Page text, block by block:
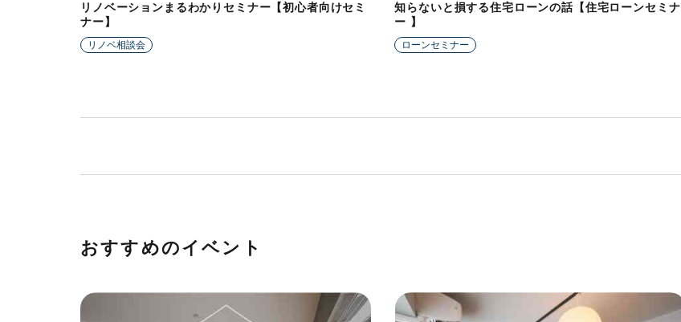
リノベーションまるわかりセミナー【初心者向けセミ
ナー】
リノベ相談会
知らないと損する住宅ローンの話【住宅ローンセミナ
ー 】
ローンセミナー
おすすめのイベント